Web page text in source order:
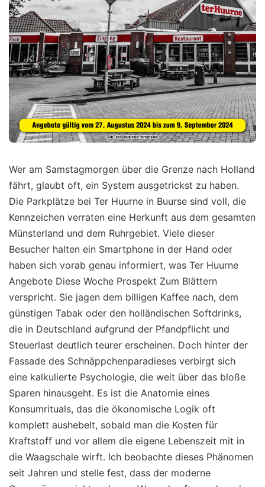
Wer am Samstagmorgen über die Grenze nach Holland
fährt, glaubt oft, ein System ausgetrickst zu haben.
Die Parkplätze bei Ter Huurne in Buurse sind voll, die
Kennzeichen verraten eine Herkunft aus dem gesamten
Münsterland und dem Ruhrgebiet. Viele dieser
Besucher halten ein Smartphone in der Hand oder
haben sich vorab genau informiert, was Ter Huurne
Angebote Diese Woche Prospekt Zum Blättern
verspricht. Sie jagen dem billigen Kaffee nach, dem
günstigen Tabak oder den holländischen Softdrinks,
die in Deutschland aufgrund der Pfandpflicht und
Steuerlast deutlich teurer erscheinen. Doch hinter der
Fassade des Schnäppchenparadieses verbirgt sich
eine kalkulierte Psychologie, die weit über das bloße
Sparen hinausgeht. Es ist die Anatomie eines
Konsumrituals, das die ökonomische Logik oft
komplett aushebelt, sobald man die Kosten für
Kraftstoff und vor allem die eigene Lebenszeit mit in
die Waagschale wirft. Ich beobachte dieses Phänomen
seit Jahren und stelle fest, dass der moderne